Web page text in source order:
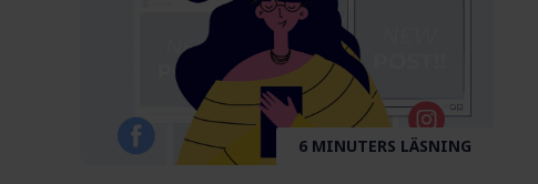
6 MINUTERS LÄSNING